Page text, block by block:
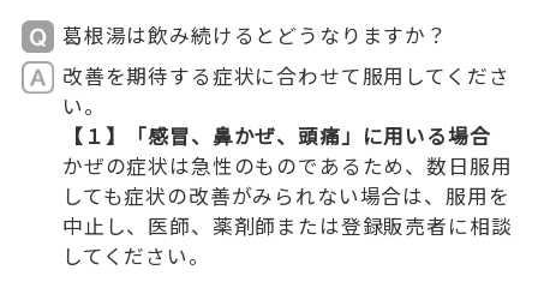
葛根湯は飲み続けるとどうなりますか？
改善を期待する症状に合わせて服用してくださ
い。
【１】「感冒、鼻かぜ、頭痛」に用いる場合
かぜの症状は急性のものであるため、数日服用
しても症状の改善がみられない場合は、服用を
中止し、医師、薬剤師または登録販売者に相談
してください。